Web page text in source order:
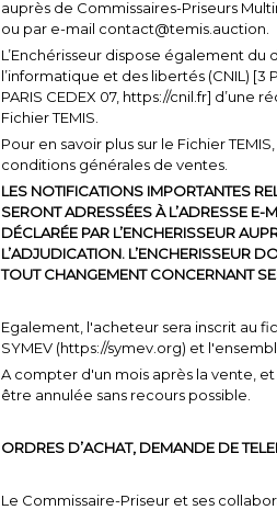
auprès de Commissaires-Priseurs
ou par e-mail contact@temis.auction.
L’Enchérisseur dispose également
l’informatique et des libertés (CNIL) [3
PARIS CEDEX 07, https://cnil.fr]
Fichier TEMIS.
Pour en savoir plus sur le Fichier
conditions générales de ventes.
LES NOTIFICATIONS IMPORTANTES
SERONT ADRESSÉES À L’ADRESSE E-
DÉCLARÉE PAR L’ENCHERISSEUR
L’ADJUDICATION. L’ENCHERISSEUR
TOUT CHANGEMENT CONCERNANT
Egalement, l'acheteur sera inscrit au
SYMEV (https://symev.org) et
A compter d'un mois après la vente,
être annulée sans recours possible.
ORDRES D’ACHAT, DEMANDE DE
Le Commissaire-Priseur et ses